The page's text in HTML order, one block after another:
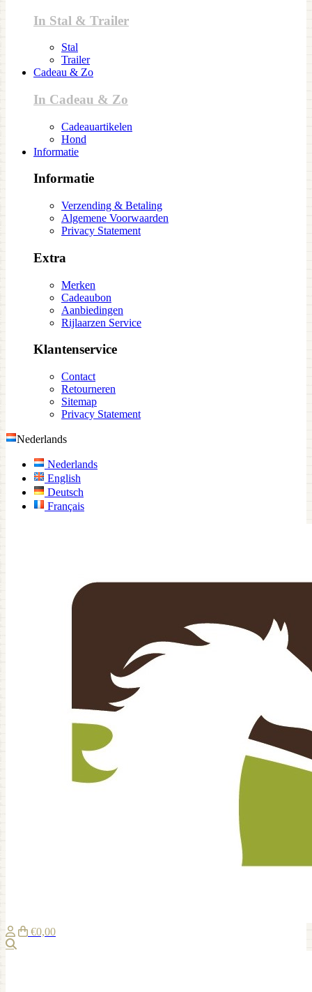
In Stal & Trailer
Stal
Trailer
Cadeau & Zo
In Cadeau & Zo
Cadeauartikelen
Hond
Informatie
Informatie
Verzending & Betaling
Algemene Voorwaarden
Privacy Statement
Extra
Merken
Cadeaubon
Aanbiedingen
Rijlaarzen Service
Klantenservice
Contact
Retourneren
Sitemap
Privacy Statement
Nederlands
Nederlands
English
Deutsch
Français
€0,00